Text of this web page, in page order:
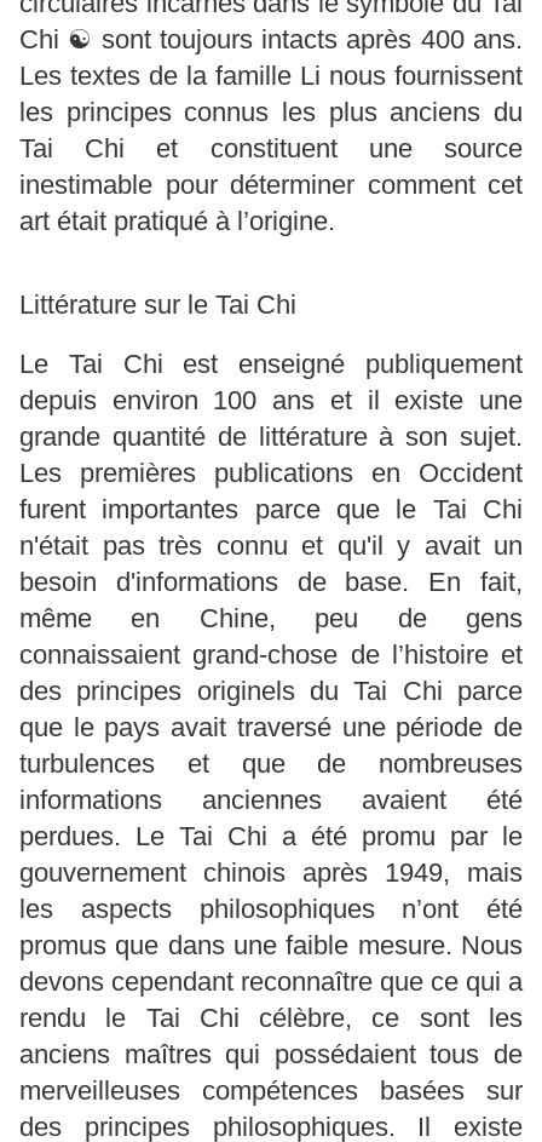
Chi ☯ sont toujours intacts après 400 ans.
Les textes de la famille Li nous fournissent
les principes connus les plus anciens du
Tai Chi et constituent une source
inestimable pour déterminer comment cet
art était pratiqué à l’origine.
Littérature sur le Tai Chi
Le Tai Chi est enseigné publiquement
depuis environ 100 ans et il existe une
grande quantité de littérature à son sujet.
Les premières publications en Occident
furent importantes parce que le Tai Chi
n'était pas très connu et qu'il y avait un
besoin d'informations de base. En fait,
même en Chine, peu de gens
connaissaient grand-chose de l’histoire et
des principes originels du Tai Chi parce
que le pays avait traversé une période de
turbulences et que de nombreuses
informations anciennes avaient été
perdues. Le Tai Chi a été promu par le
gouvernement chinois après 1949, mais
les aspects philosophiques n’ont été
promus que dans une faible mesure. Nous
devons cependant reconnaître que ce qui a
rendu le Tai Chi célèbre, ce sont les
anciens maîtres qui possédaient tous de
merveilleuses compétences basées sur
des principes philosophiques. Il existe